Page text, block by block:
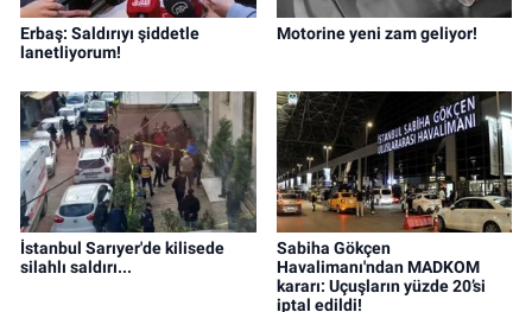
Erbaş: Saldırıyı şiddetle
lanetliyorum!
Motorine yeni zam geliyor!
İstanbul Sarıyer'de kilisede
silahlı saldırı...
Sabiha Gökçen
Havalimanı'ndan MADKOM
kararı: Uçuşların yüzde 20’si
iptal edildi!